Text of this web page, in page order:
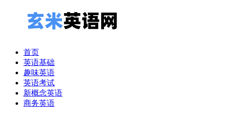
首页
英语基础
趣味英语
英语考试
新概念英语
商务英语